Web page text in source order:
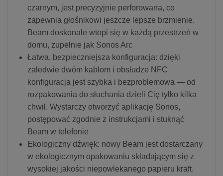
czarnym, jest precyzyjnie perforowana, co
zapewnia głośnikowi jeszcze lepsze brzmienie.
Beam doskonale wtopi się w każdą przestrzeń w
domu, zupełnie jak Sonos Arc
Łatwa, bezpieczniejsza konfiguracja: dzięki
zaledwie dwóm kablom i obsłudze NFC
konfiguracja jest szybka i bezproblemowa — od
rozpakowania do słuchania dzieli Cię tylko kilka
chwil. Wystarczy otworzyć aplikację Sonos,
postępować zgodnie z instrukcjami i stuknąć
Beam w telefonie
Ekologiczny dźwięk: nowy Beam jest dostarczany
w ekologicznym opakowaniu składającym się z
wysokiej jakości niepowlekanego papieru kraft.